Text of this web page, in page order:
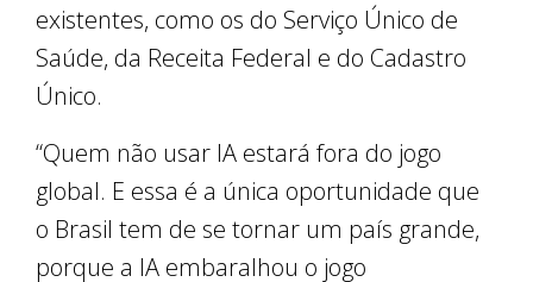
existentes, como os do Serviço Único de
Saúde, da Receita Federal e do Cadastro
Único.
“Quem não usar IA estará fora do jogo
global. E essa é a única oportunidade que
o Brasil tem de se tornar um país grande,
porque a IA embaralhou o jogo